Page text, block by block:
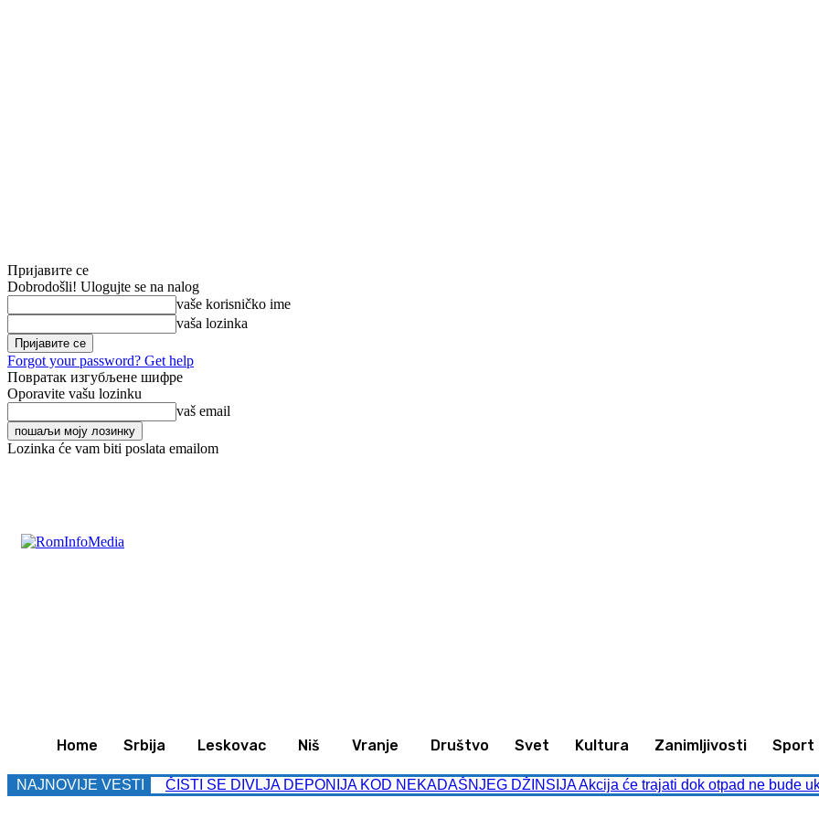
Пријавите се
Dobrodošli! Ulogujte se na nalog
vaše korisničko ime
vaša lozinka
Forgot your password? Get help
Повратак изгубљене шифре
Oporavite vašu lozinku
vaš email
Lozinka će vam biti poslata emailom
Home Srbija Leskovac Niš Vranje Društvo Svet Kultura Zanimljivosti Sport
NAJNOVIJE VESTI ČISTI SE DIVLJA DEPONIJA KOD NEKADAŠNJEG DŽINSIJA Akcija će trajati dok otpad ne bude